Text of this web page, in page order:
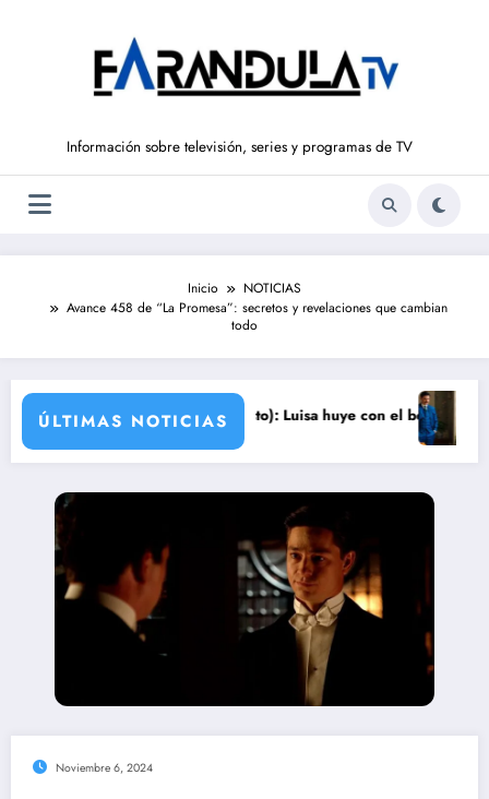
Información sobre televisión, series y programas de TV
Inicio
NOTICIAS
Avance 458 de “La Promesa”: secretos y revelaciones que cambian
todo
ÚLTIMAS NOTICIAS
en la fábrica
SALVAJE (6 de agosto): Luisa huye con el bebé de Adriana
Avance
Noviembre 6, 2024